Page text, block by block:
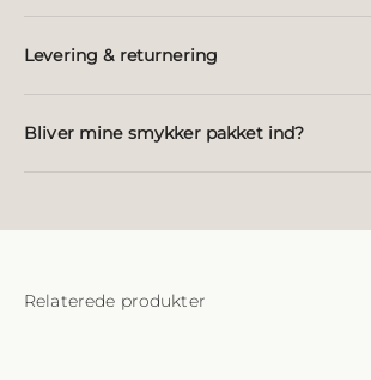
Levering & returnering
Bliver mine smykker pakket ind?